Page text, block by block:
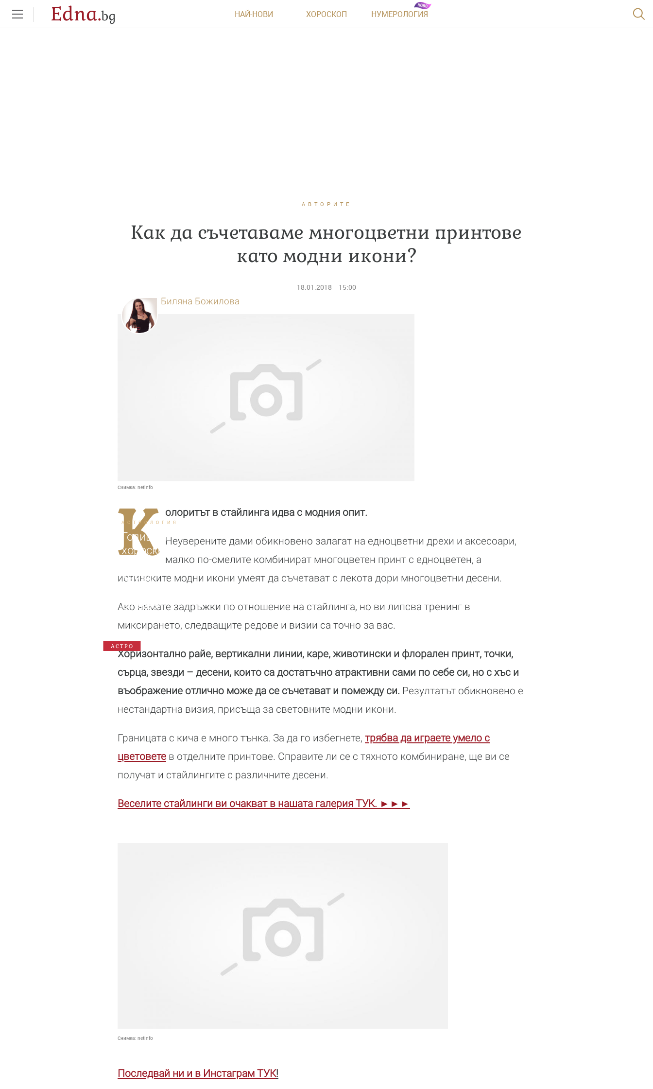
Edna.bg НАЙ-НОВИ ХОРОСКОП НУМЕРОЛОГИЯ
АВТОРИТЕ
Как да съчетаваме многоцветни принтове
като модни икони?
18.01.2018 15:00
Снимка: netinfo
Биляна Божилова
К олоритът в стайлинга идва с модния опит.
Неуверените дами обикновено залагат на едноцветни дрехи и аксесоари,
малко по-смелите комбинират многоцветен принт с едноцветен, а
истинските модни икони умеят да съчетават с лекота дори многоцветни десени.
Ако нямате задръжки по отношение на стайлинга, но ви липсва тренинг в
миксирането, следващите редове и визии са точно за вас.
АСТРОЛОГИЯ
Годишен
хороскоп
Какво
очаква
зодия
АСТРО
Хоризонтално райе, вертикални линии, каре, животински и флорален принт, точки,
сърца, звезди – десени, които са достатъчно атрактивни сами по себе си, но с хъс и
въображение отлично може да се съчетават и помежду си. Резултатът обикновено е
нестандартна визия, присъща за световните модни икони.
Границата с кича е много тънка. За да го избегнете, трябва да играете умело с
цветовете в отделните принтове. Справите ли се с тяхното комбиниране, ще ви се
получат и стайлингите с различните десени.
Веселите стайлинги ви очакват в нашата галерия ТУК. ►►►
Снимка: netinfo
Последвай ни и в Инстаграм ТУК!